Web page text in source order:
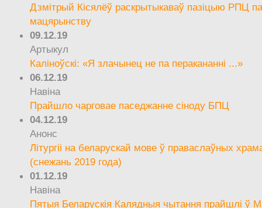
Дзмітрый Кісялёў раскрытыкаваў пазіцыю РПЦ
мацярынству
09.12.19
Артыкул
Каліноўскі: «Я злачынец не па перакананні ...»
06.12.19
Навіна
Прайшло чарговае паседжанне сіноду БПЦ
04.12.19
Анонс
Літургіі на беларускай мове ў праваслаўных
(снежань 2019 года)
01.12.19
Навіна
Пятыя Беларускія Калядныя чытання прайшлі ў